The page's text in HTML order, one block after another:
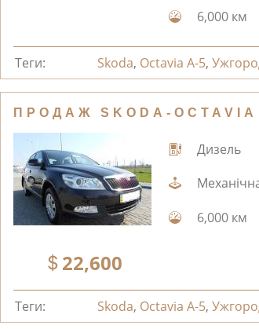
6,000 км
Теги: Skoda, Octavia A-5,
ПРОДАЖ SKODA-
22,600
Дизель
6,000 км
Теги: Skoda, Octavia A-5,